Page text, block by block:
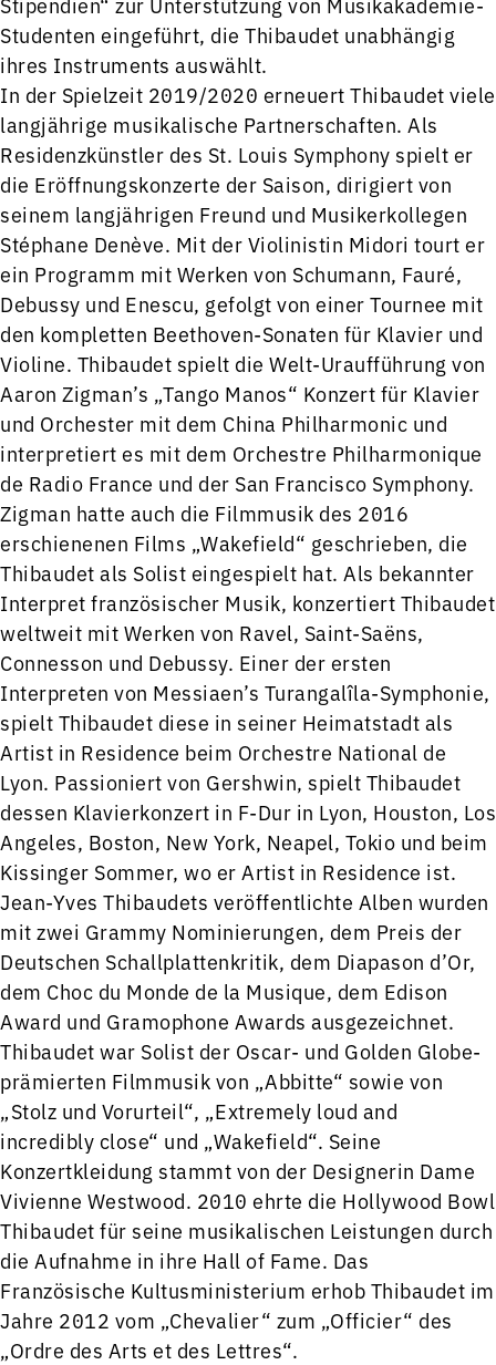
Studenten eingeführt, die Thibaudet unabhängig
ihres Instruments auswählt.
In der Spielzeit 2019/2020 erneuert Thibaudet viele
langjährige musikalische Partnerschaften. Als
Residenzkünstler des St. Louis Symphony spielt er
die Eröffnungskonzerte der Saison, dirigiert von
seinem langjährigen Freund und Musikerkollegen
Stéphane Denève. Mit der Violinistin Midori tourt er
ein Programm mit Werken von Schumann, Fauré,
Debussy und Enescu, gefolgt von einer Tournee mit
den kompletten Beethoven-Sonaten für Klavier und
Violine. Thibaudet spielt die Welt-Uraufführung von
Aaron Zigman’s „Tango Manos“ Konzert für Klavier
und Orchester mit dem China Philharmonic und
interpretiert es mit dem Orchestre Philharmonique
de Radio France und der San Francisco Symphony.
Zigman hatte auch die Filmmusik des 2016
erschienenen Films „Wakefield“ geschrieben, die
Thibaudet als Solist eingespielt hat. Als bekannter
Interpret französischer Musik, konzertiert Thibaudet
weltweit mit Werken von Ravel, Saint-Saëns,
Connesson und Debussy. Einer der ersten
Interpreten von Messiaen’s Turangalîla-Symphonie,
spielt Thibaudet diese in seiner Heimatstadt als
Artist in Residence beim Orchestre National de
Lyon. Passioniert von Gershwin, spielt Thibaudet
dessen Klavierkonzert in F-Dur in Lyon, Houston, Los
Angeles, Boston, New York, Neapel, Tokio und beim
Kissinger Sommer, wo er Artist in Residence ist.
Jean-Yves Thibaudets veröffentlichte Alben wurden
mit zwei Grammy Nominierungen, dem Preis der
Deutschen Schallplattenkritik, dem Diapason d’Or,
dem Choc du Monde de la Musique, dem Edison
Award und Gramophone Awards ausgezeichnet.
Thibaudet war Solist der Oscar- und Golden Globe-
prämierten Filmmusik von „Abbitte“ sowie von
„Stolz und Vorurteil“, „Extremely loud and
incredibly close“ und „Wakefield“. Seine
Konzertkleidung stammt von der Designerin Dame
Vivienne Westwood. 2010 ehrte die Hollywood Bowl
Thibaudet für seine musikalischen Leistungen durch
die Aufnahme in ihre Hall of Fame. Das
Französische Kultusministerium erhob Thibaudet im
Jahre 2012 vom „Chevalier“ zum „Officier“ des
„Ordre des Arts et des Lettres“.